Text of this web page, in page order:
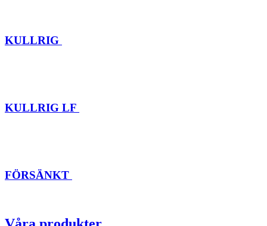
KULLRIG
KULLRIG LF
FÖRSÄNKT